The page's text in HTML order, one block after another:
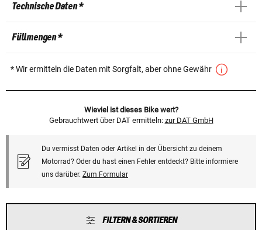
Technische Daten *
Füllmengen *
* Wir ermitteln die Daten mit Sorgfalt, aber ohne Gewähr
Wieviel ist dieses Bike wert?
Gebrauchtwert über DAT ermitteln: zur DAT GmbH
Du vermisst Daten oder Artikel in der Übersicht zu deinem
Motorrad? Oder du hast einen Fehler entdeckt? Bitte informiere
uns darüber. Zum Formular
FILTERN & SORTIEREN